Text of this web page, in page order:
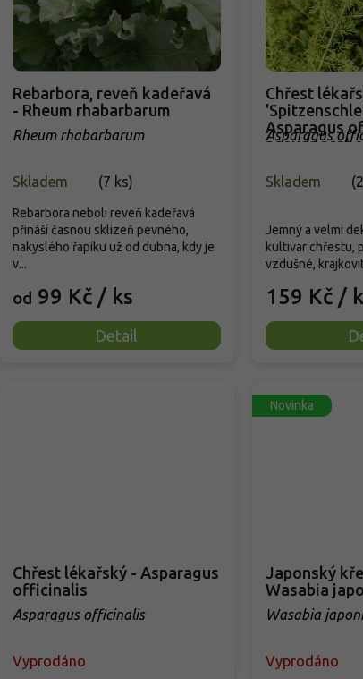
Rebarbora, reveň kadeřavá
- Rheum rhabarbarum
Rheum rhabarbarum
Skladem (7 ks)
od 99 Kč / ks
Detail
Rebarbora neboli reveň kadeřavá
přináší časnou sklizeň pevného,
nakyslého řapíku už od dubna, kdy je
v...
Chřest
Asparagus
Asparagus
Skladem
(
159 Kč /
Jemný a velmi
kultivar chřestu,
vzdušné,
Chřest lékařský - Asparagus
officinalis
Asparagus officinalis
Vyprodáno
Novinka
Japonský
Wasabia
Wasabia
Vyprodáno